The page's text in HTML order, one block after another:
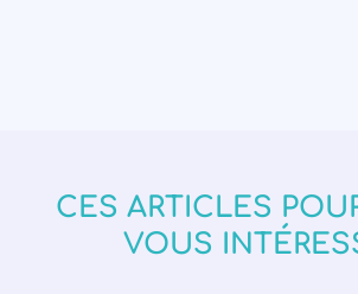
CES ARTICLES
VOUS